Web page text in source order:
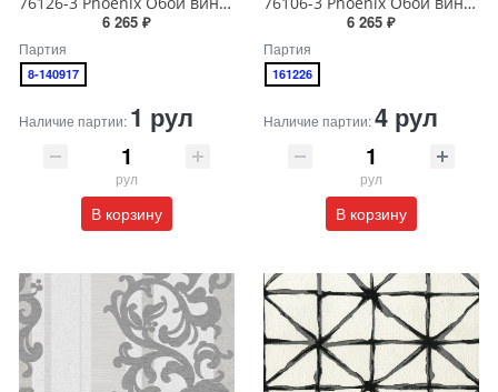
6 265 ₽
Партия
8-140917
Наличие партии: 1 рул
рул
В корзину
6 265 ₽
Партия
161226
Наличие партии:4 рул
рул
В корзину